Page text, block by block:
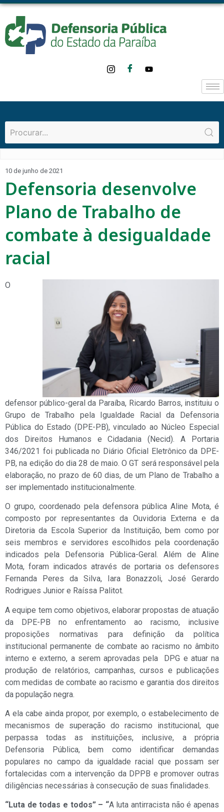
10 de junho de 2021
Defensoria desenvolve
Plano de Trabalho de
combate à desigualdade
racial
O
defensor público-geral da Paraíba, Ricardo Barros, instituiu o
Grupo de Trabalho pela Igualdade Racial da Defensoria
Pública do Estado (DPE-PB), vinculado ao Núcleo Especial
dos Direitos Humanos e Cidadania (Necid). A Portaria
346/2021 foi publicada no Diário Oficial Eletrônico da DPE-
PB, na edição do dia 28 de maio. O GT será responsável pela
elaboração, no prazo de 60 dias, de um Plano de Trabalho a
ser implementado institucionalmente.
O grupo, coordenado pela defensora pública Aline Mota, é
composto por representantes da Ouvidoria Externa e da
Diretoria da Escola Superior da Instituição, bem como por
seis membros e servidores escolhidos pela coordenação
indicados pela Defensoria Pública-Geral. Além de Aline
Mota, foram indicados através de portaria os defensores
Fernanda Peres da Silva, Iara Bonazzoli, José Gerardo
Rodrigues Junior e Raíssa Palitot.
A equipe tem como objetivos, elaborar propostas de atuação
da DPE-PB no enfrentamento ao racismo, inclusive
proposições normativas para definição da política
institucional permanente de combate ao racismo no âmbito
interno e externo, a serem aprovadas pela DPG e atuar na
produção de relatórios, campanhas, cursos e publicações
com medidas de combate ao racismo e garantia dos direitos
da população negra.
A ela cabe ainda propor, por exemplo, o estabelecimento de
mecanismos de superação do racismo institucional, que
perpassa todas as instituições, inclusive, a própria
Defensoria Pública, bem como identificar demandas
populares no campo da igualdade racial que possam ser
fortalecidas com a intervenção da DPPB e promover outras
diligências necessárias à consecução de suas finalidades.
“Luta de todas e todos” – “A luta antirracista não é apenas